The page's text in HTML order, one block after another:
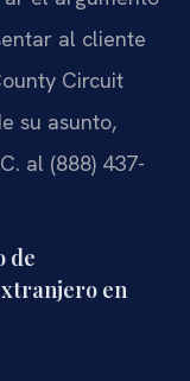
al cliente
Circuit
su asunto,
al (888) 437-
de
en